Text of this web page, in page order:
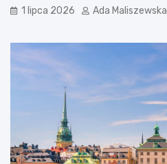
1 lipca 2026 Ada Maliszewska